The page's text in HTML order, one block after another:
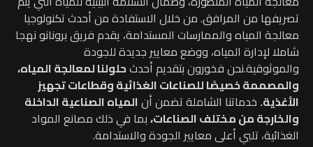
تصريفها من المرافق.من خلال الاستفادة من أحدث تكنولوجيا
معالجة المياه والممارسات المستدامة، يقدم فريق برونانو نهجا
شاملا لإدارة المياه، ووضع معايير جديدة للجودة
والموثوقية.نحن فخورون بتقديم أحدثحلولنا لمعالجة المياه،
والمصممة خصيصًا للصناعات الغذائية وقطاعات تجهيز
الأغذية. خدماتنا الشاملة تضمن أنالمياه الصناعية الداخلة
والخارجة من مختلف الصناعات،بما في ذلك مصانع المواد
الغذائية، تلبي أعلى معايير الجودة والاستدامة.